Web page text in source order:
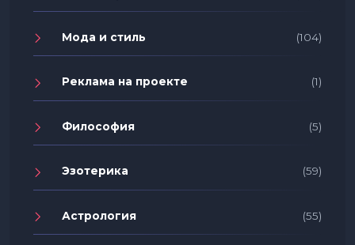
Мода и стиль (104)
Реклама на проекте (1)
Философия (5)
Эзотерика (59)
Астрология (55)